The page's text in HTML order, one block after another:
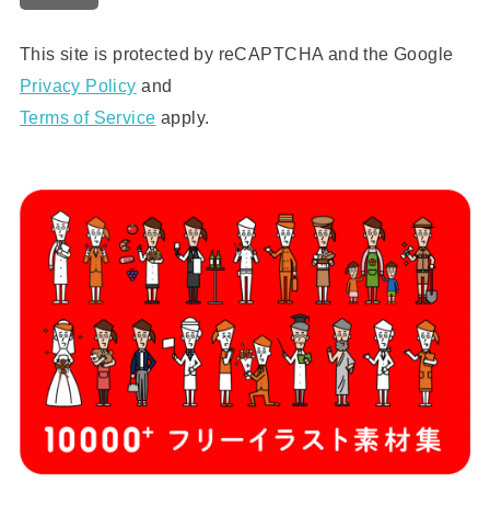
This site is protected by reCAPTCHA and the Google
Privacy Policy and
Terms of Service apply.